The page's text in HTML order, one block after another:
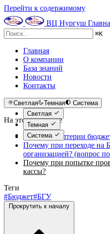
Перейти к содержимому
ВЦ Нургуш
⌘K
Главная
О компании
База знаний
Новости
Контакты
Светлая Темная
Система
Светлая
Темная
Система
На этой странице
Как в Бухгалтерии
Почему при переходе на
организацией? (вопрос
Почему при попытке
кассы?
Теги
#Бюджет#БГУ
Прокрутить к началу